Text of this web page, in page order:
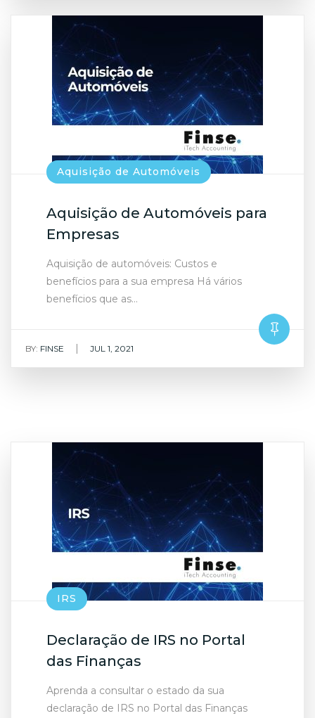
Aquisição de Automóveis
Aquisição de Automóveis para
Empresas
Aquisição de automóveis: Custos e
benefícios para a sua empresa Há vários
benefícios que as…
BY: FINSE | JUL 1, 2021
IRS
Declaração de IRS no Portal
das Finanças
Aprenda a consultar o estado da sua
declaração de IRS no Portal das Finanças